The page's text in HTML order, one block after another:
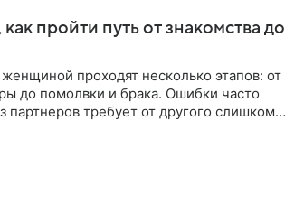
пройти путь от знакомства до
проходят несколько этапов: от
до помолвки и брака. Ошибки часто
партнеров требует от другого слишком